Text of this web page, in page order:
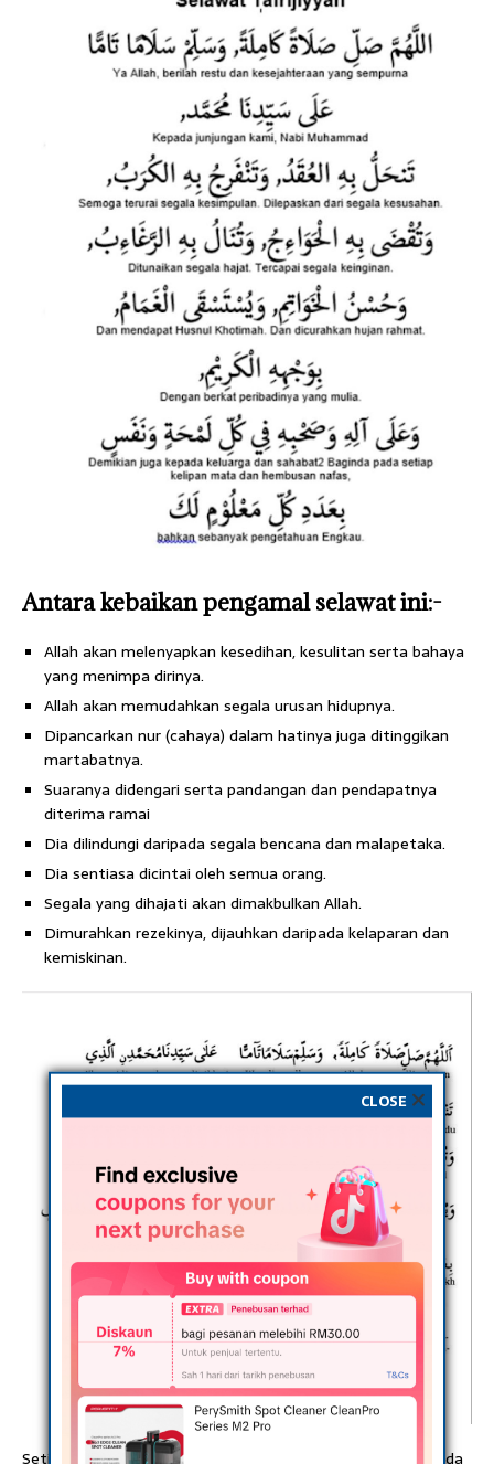
Antara kebaikan pengamal selawat ini:-
Allah akan melenyapkan kesedihan, kesulitan serta bahaya
yang menimpa dirinya.
Allah akan memudahkan segala urusan hidupnya.
Dipancarkan nur (cahaya) dalam hatinya juga ditinggikan
martabatnya.
Suaranya didengari serta pandangan dan pendapatnya
diterima ramai
Dia dilindungi daripada segala bencana dan malapetaka.
Dia sentiasa dicintai oleh semua orang.
Segala yang dihajati akan dimakbulkan Allah.
Dimurahkan rezekinya, dijauhkan daripada kelaparan dan
kemiskinan.
Setiap penyakit ada penawarnya. Bacalah selawat 7 kali pada
CLOSE